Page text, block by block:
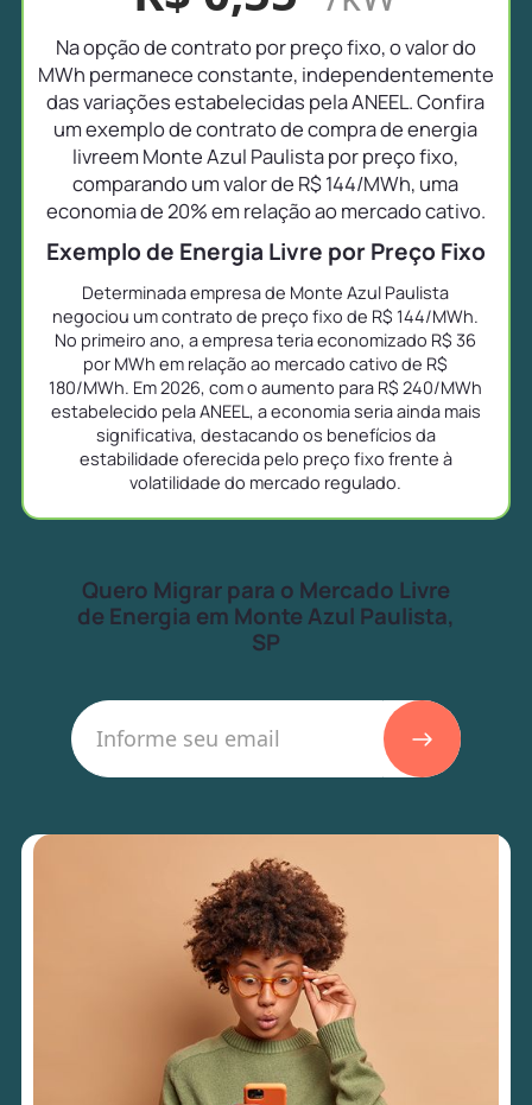
Na opção de contrato por preço fixo, o valor do
MWh permanece constante, independentemente
das variações estabelecidas pela ANEEL. Confira
um exemplo de contrato de compra de energia
livreem Monte Azul Paulista por preço fixo,
comparando um valor de R$ 144/MWh, uma
economia de 20% em relação ao mercado cativo.
Exemplo de Energia Livre por Preço Fixo
Determinada empresa de Monte Azul Paulista
negociou um contrato de preço fixo de R$ 144/MWh.
No primeiro ano, a empresa teria economizado R$ 36
por MWh em relação ao mercado cativo de R$
180/MWh. Em 2026, com o aumento para R$ 240/MWh
estabelecido pela ANEEL, a economia seria ainda mais
significativa, destacando os benefícios da
estabilidade oferecida pelo preço fixo frente à
volatilidade do mercado regulado.
Quero Migrar para o Mercado Livre
de Energia em Monte Azul Paulista,
SP